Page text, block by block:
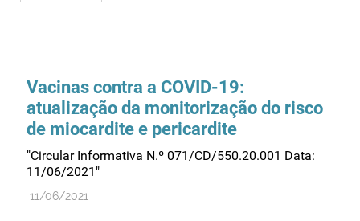
Controlo de qualidade
Cosméticos
Dispensa
Dispositivos médicos
Vacinas contra a COVID-19:
atualização da monitorização do risco
de miocardite e pericardite
"Circular Informativa N.º 071/CD/550.20.001 Data:
11/06/2021"
11/06/2021